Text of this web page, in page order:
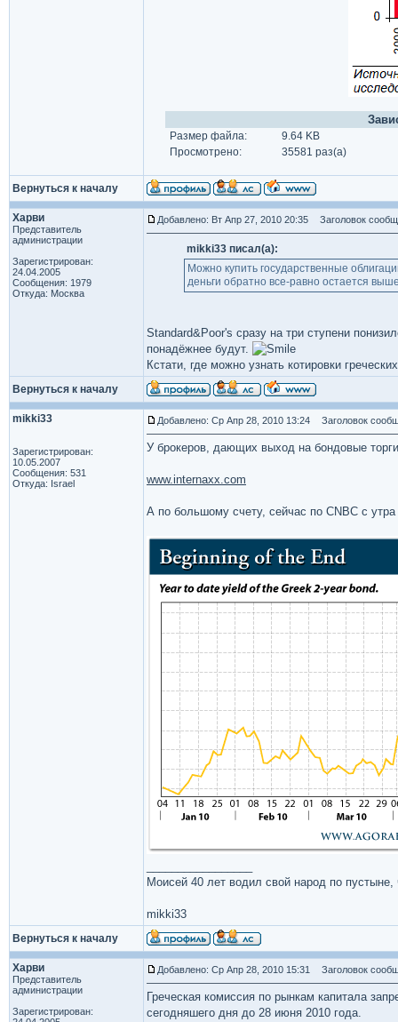
Размер файла:
9.64 KB
Просмотрено:
35581 раз(а)
Вернуться к началу
Харви
Представитель
администрации
Зарегистрирован:
24.04.2005
Сообщения: 1979
Откуда: Москва
Добавлено: Вт Апр 27, 2010 20:35 Заголовок
mikki33 писал(а):
Можно купить государственные
деньги обратно все-равно остается
Standard&Poor's сразу на три ступени
понадёжнее будут.
Кстати, где можно узнать котировки
Вернуться к началу
mikki33
Зарегистрирован:
10.05.2007
Сообщения: 531
Откуда: Israel
Добавлено: Ср Апр 28, 2010 13:24 Заголовок
У брокеров, дающих выход на бондовые
www.internaxx.com
А по большому счету, сейчас по CNBC с
Моисей 40 лет водил свой народ по
mikki33
Вернуться к началу
Харви
Представитель
администрации
Зарегистрирован:
Добавлено: Ср Апр 28, 2010 15:31 Заголовок
Греческая комиссия по рынкам капитала
сегодняшего дня до 28 июня 2010 года.